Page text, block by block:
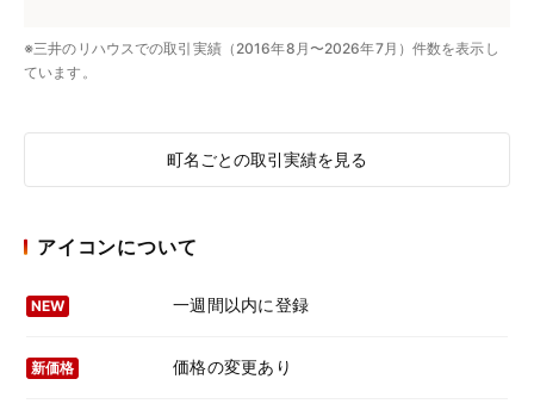
※三井のリハウスでの取引実績（2016年8月〜2026年7月）件数を表示し
ています。
町名ごとの取引実績を見る
アイコンについて
NEW 一週間以内に登録
新価格 価格の変更あり